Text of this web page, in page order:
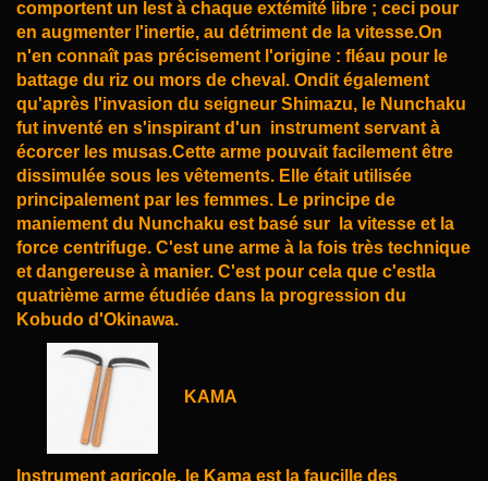
comportent un lest à chaque extémité libre ; ceci pour
en augmenter l'inertie, au détriment de la vitesse.On
n'en connaît pas précisement l'origine : fléau pour le
battage du riz ou mors de cheval. Ondit également
qu'après l'invasion du seigneur Shimazu, le Nunchaku
fut inventé en s'inspirant d'un instrument servant à
écorcer les musas.Cette arme pouvait facilement être
dissimulée sous les vêtements. Elle était utilisée
principalement par les femmes. Le principe de
maniement du Nunchaku est basé sur
la vitesse et la
force centrifuge. C'est une arme à la fois très technique
et dangereuse à manier. C'est pour cela que c'estla
quatrième arme étudiée dans la progression du
Kobudo d'Okinawa.
KAMA
Instrument agricole, le Kama est la faucille des